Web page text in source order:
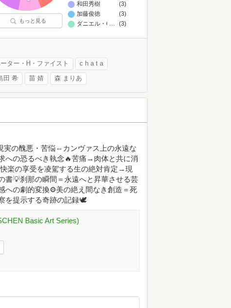
和田秀樹
(3)
加藤俊徳
(3)
ダニエル・C・デネット
(3)
…
もっと見る
ター・H・ファイスト c h a t a
田 希 苗 婧 森 まりあ
実の醜悪・苦悩⇔カンヴァス上の永遠な
への恐るべき執念🔥苦痛→肉体と共に消
楽の享受を凌駕する生の絶対肯定→現
書💡刹那の瞬間＝永遠へと昇華させる芸
への劇的変換⚙️美の絶え間なき創造＝死
を提示する奇跡の記録🕊️
Basic Art Series)